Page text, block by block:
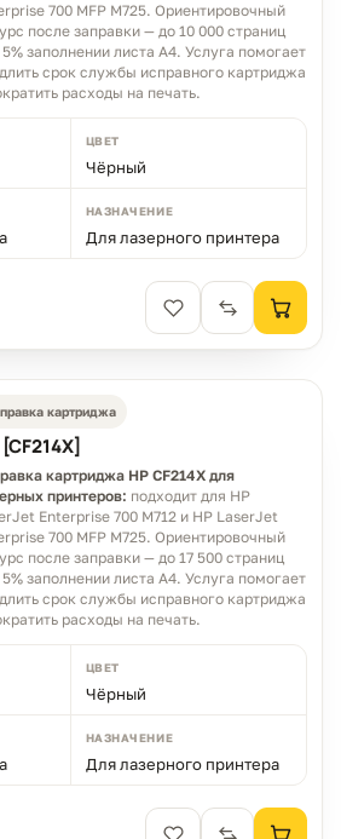
700 MFP M725. Ориентировочный
после заправки — до 10 000 страниц
5% заполнении листа A4. Услуга помогает
срок службы исправного картриджа
расходы на печать.
ЦВЕТ
Чёрный
НАЗНАЧЕНИЕ
Для лазерного принтера
картриджа
картриджа HP CF214X для
принтеров: подходит для HP
Enterprise 700 M712 и HP LaserJet
700 MFP M725. Ориентировочный
после заправки — до 17 500 страниц
5% заполнении листа A4. Услуга помогает
срок службы исправного картриджа
расходы на печать.
ЦВЕТ
Чёрный
НАЗНАЧЕНИЕ
Для лазерного принтера